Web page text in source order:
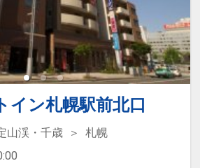
ジです
内━━
らうまい」をたっぷり詰
ュッフェ
ルーテ・カフェ
～10:00閉店（9:40最
小学生2500円（税
代金不要
イン札幌駅前北口
山渓・千歳
札幌